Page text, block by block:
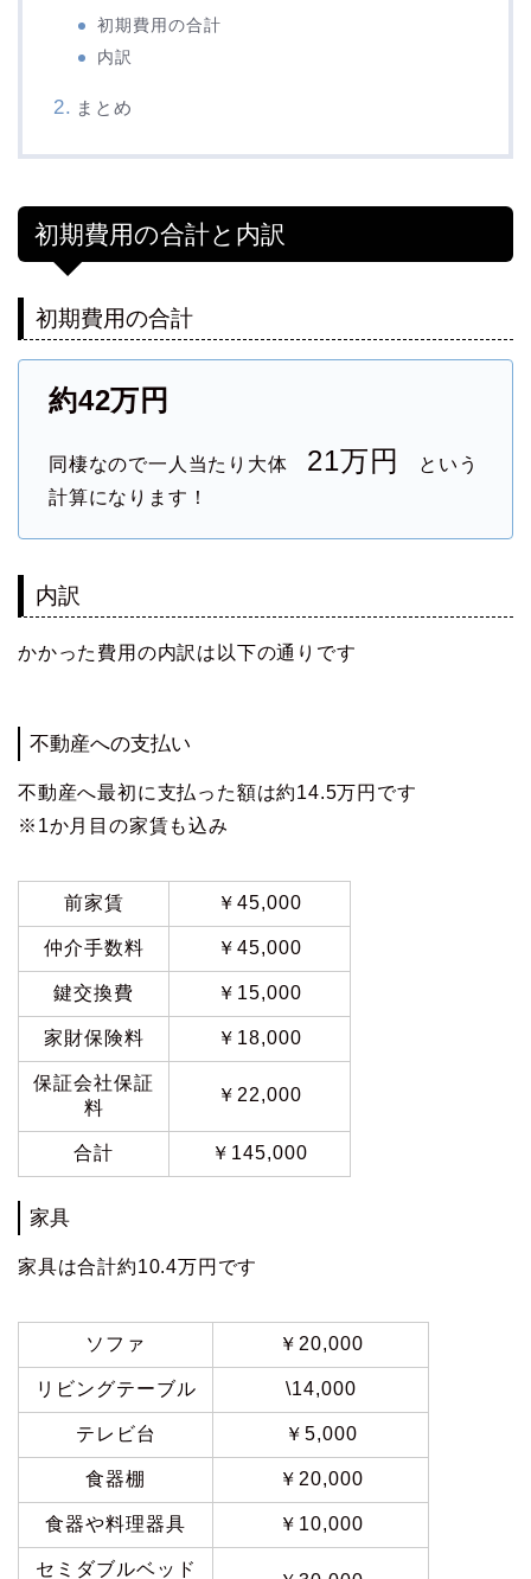
初期費用の合計
内訳
まとめ
初期費用の合計と内訳
初期費用の合計
約42万円
同棲なので一人当たり大体 21万円
という
計算になります！
内訳
かかった費用の内訳は以下の通りです
不動産への支払い
不動産へ最初に支払った額は約14.5万円です
※1か月目の家賃も込み
前家賃 ￥45,000
仲介手数料 ￥45,000
鍵交換費 ￥15,000
家財保険料 ￥18,000
保証会社保証
料
￥22,000
合計 ￥145,000
家具
家具は合計約10.4万円です
ソファ ￥20,000
リビングテーブル \14,000
テレビ台 ￥5,000
食器棚 ￥20,000
食器や料理器具 ￥10,000
セミダブルベッド